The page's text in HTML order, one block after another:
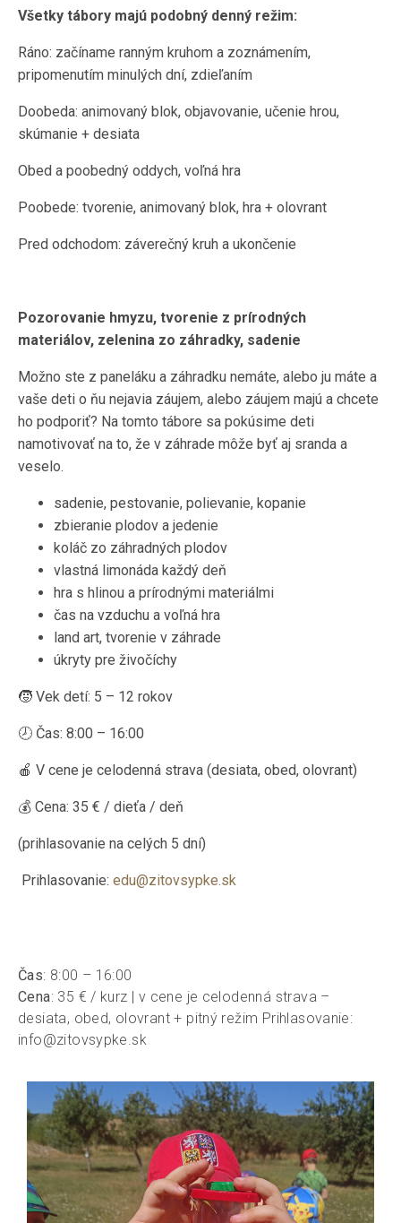
Všetky tábory majú podobný denný režim:
Ráno: začíname ranným kruhom a zoznámením,
pripomenutím minulých dní, zdieľaním
Doobeda: animovaný blok, objavovanie, učenie hrou,
skúmanie + desiata
Obed a poobedný oddych, voľná hra
Poobede: tvorenie, animovaný blok, hra + olovrant
Pred odchodom: záverečný kruh a ukončenie
Pozorovanie hmyzu, tvorenie z prírodných
materiálov, zelenina zo záhradky, sadenie
Možno ste z paneláku a záhradku nemáte, alebo ju máte a
vaše deti o ňu nejavia záujem, alebo záujem majú a chcete
ho podporiť? Na tomto tábore sa pokúsime deti
namotivovať na to, že v záhrade môže byť aj sranda a
veselo.
sadenie, pestovanie, polievanie, kopanie
zbieranie plodov a jedenie
koláč zo záhradných plodov
vlastná limonáda každý deň
hra s hlinou a prírodnými materiálmi
čas na vzduchu a voľná hra
land art, tvorenie v záhrade
úkryty pre živočíchy
🧒 Vek detí: 5 – 12 rokov
🕗 Čas: 8:00 – 16:00
🍎 V cene je celodenná strava (desiata, obed, olovrant)
💰 Cena: 35 € / dieťa / deň
(prihlasovanie na celých 5 dní)
Prihlasovanie: edu@zitovsypke.sk
Čas: 8:00 – 16:00
Cena: 35 € / kurz | v cene je celodenná strava –
desiata, obed, olovrant + pitný režim Prihlasovanie:
info@zitovsypke.sk